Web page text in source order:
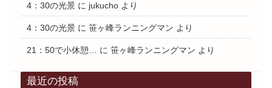
4：30の光景に jukuchoより
4：30の光景に 笹ヶ峰ランニングマン より
21：50で小休憩… に 笹ヶ峰ランニングマン より
最近の投稿